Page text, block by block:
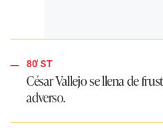
80' ST
César Vallejo se llena de
adverso.